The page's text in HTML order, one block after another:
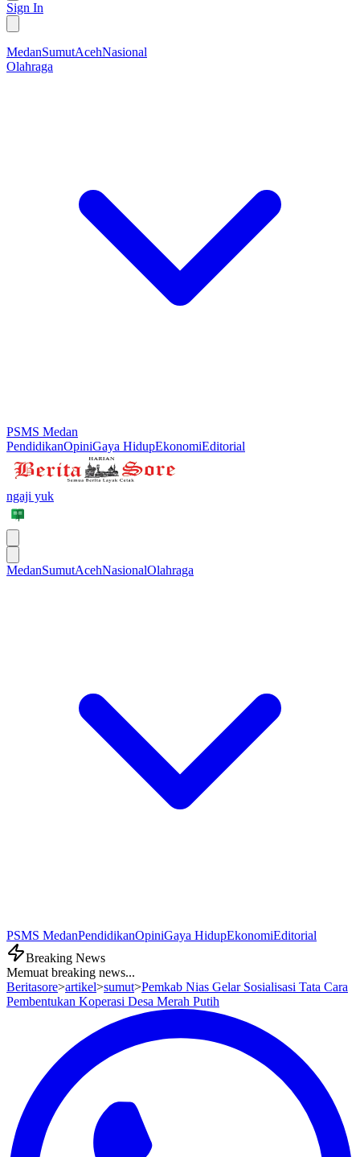
Sign In
MedanSumutAcehNasional
Olahraga
PSMS Medan
PendidikanOpiniGaya HidupEkonomiEditorial
ngaji yuk
MedanSumutAcehNasionalOlahraga
PSMS MedanPendidikanOpiniGaya HidupEkonomiEditorial
Breaking News
Memuat breaking news...
Beritasore>artikel>sumut>Pemkab Nias Gelar Sosialisasi Tata Cara
Pembentukan Koperasi Desa Merah Putih